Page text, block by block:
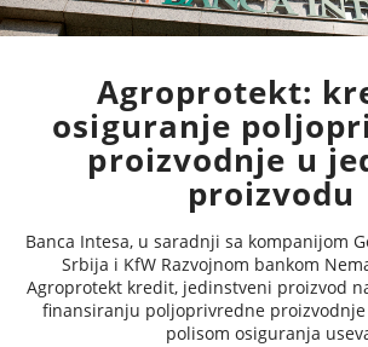
Agroprotekt:
osiguranje
proizvodnje u
proizvodu
Banca Intesa, u saradnji sa kompanijom
Srbija i KfW Razvojnom bankom
Agroprotekt kredit, jedinstveni proizvod
finansiranju poljoprivredne
polisom osiguranja